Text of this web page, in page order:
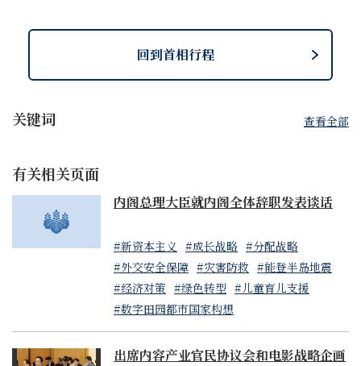
关键词 查看全部
有关相关页面
内阁总理大臣就内阁全体辞职发表谈话
#新资本主义 #成长战略 #分配战略
#外交安全保障 #灾害防救 #能登半岛地震
#经济对策 #绿色转型 #儿童育儿支援
#数字田园都市国家构想
出席内容产业官民协议会和电影战略企画
回到首相行程